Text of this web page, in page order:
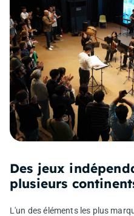
Des jeux
plusieurs
L'un des éléments les plus